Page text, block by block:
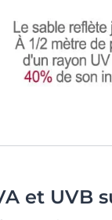
et UVB